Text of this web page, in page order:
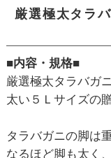
厳選極太タラ
■内容・規格■
厳選極太タラバガ
太い５Ｌサイズの
タラバガニの脚は
なるほど脚も太く